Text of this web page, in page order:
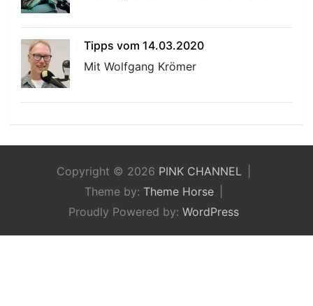
Tipps vom 14.03.2020
Mit Wolfgang Krömer
Copyright © 2026 PINK CHANNEL
Theme by: Theme Horse
Proudly Powered by: WordPress